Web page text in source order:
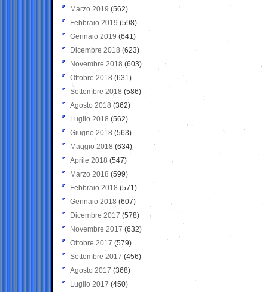
Marzo 2019 (562)
Febbraio 2019 (598)
Gennaio 2019 (641)
Dicembre 2018 (623)
Novembre 2018 (603)
Ottobre 2018 (631)
Settembre 2018 (586)
Agosto 2018 (362)
Luglio 2018 (562)
Giugno 2018 (563)
Maggio 2018 (634)
Aprile 2018 (547)
Marzo 2018 (599)
Febbraio 2018 (571)
Gennaio 2018 (607)
Dicembre 2017 (578)
Novembre 2017 (632)
Ottobre 2017 (579)
Settembre 2017 (456)
Agosto 2017 (368)
Luglio 2017 (450)